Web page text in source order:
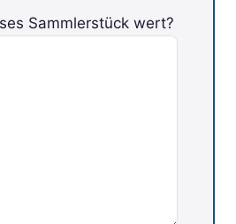
Feld leer.
Sammlerstück wert?